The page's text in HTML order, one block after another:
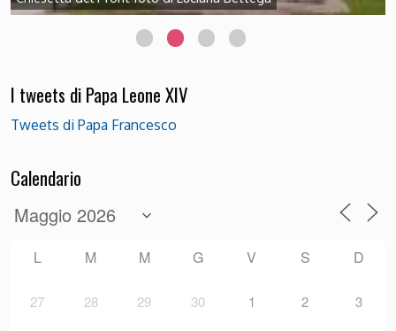
I tweets di Papa Leone XIV
Tweets di Papa Francesco
Calendario
L M M G V S D
27 28 29 30 1 2 3